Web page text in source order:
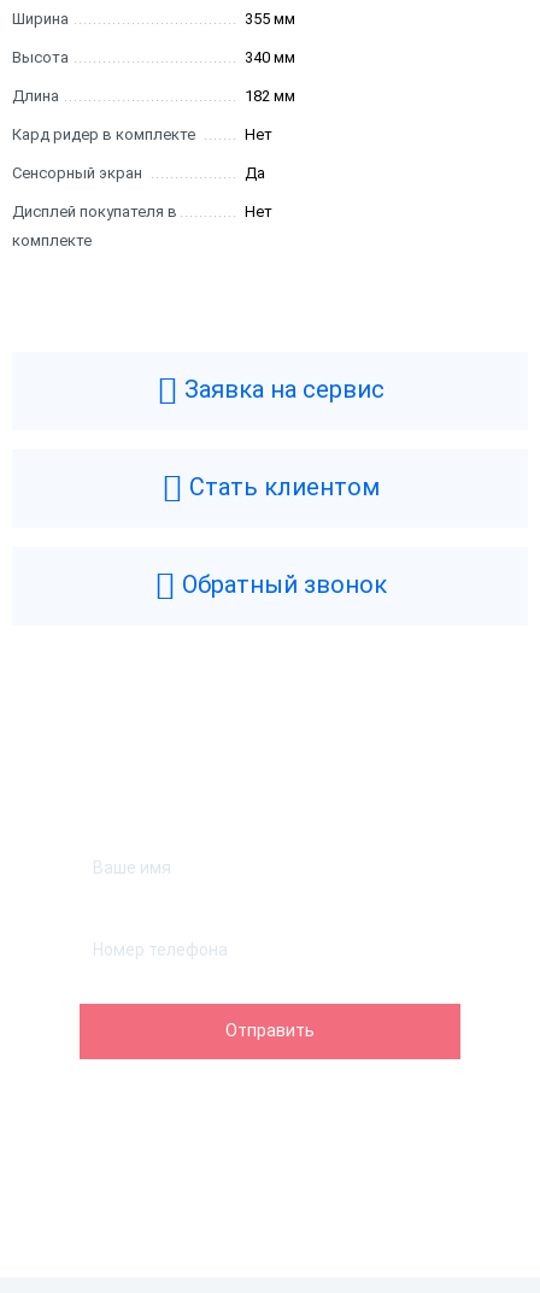
Ширина 355 мм
Высота 340 мм
Длина 182 мм
Кард ридер в комплекте Нет
Сенсорный экран Да
Дисплей покупателя в
комплекте
Нет
Заявка на сервис
Стать клиентом
Обратный звонок